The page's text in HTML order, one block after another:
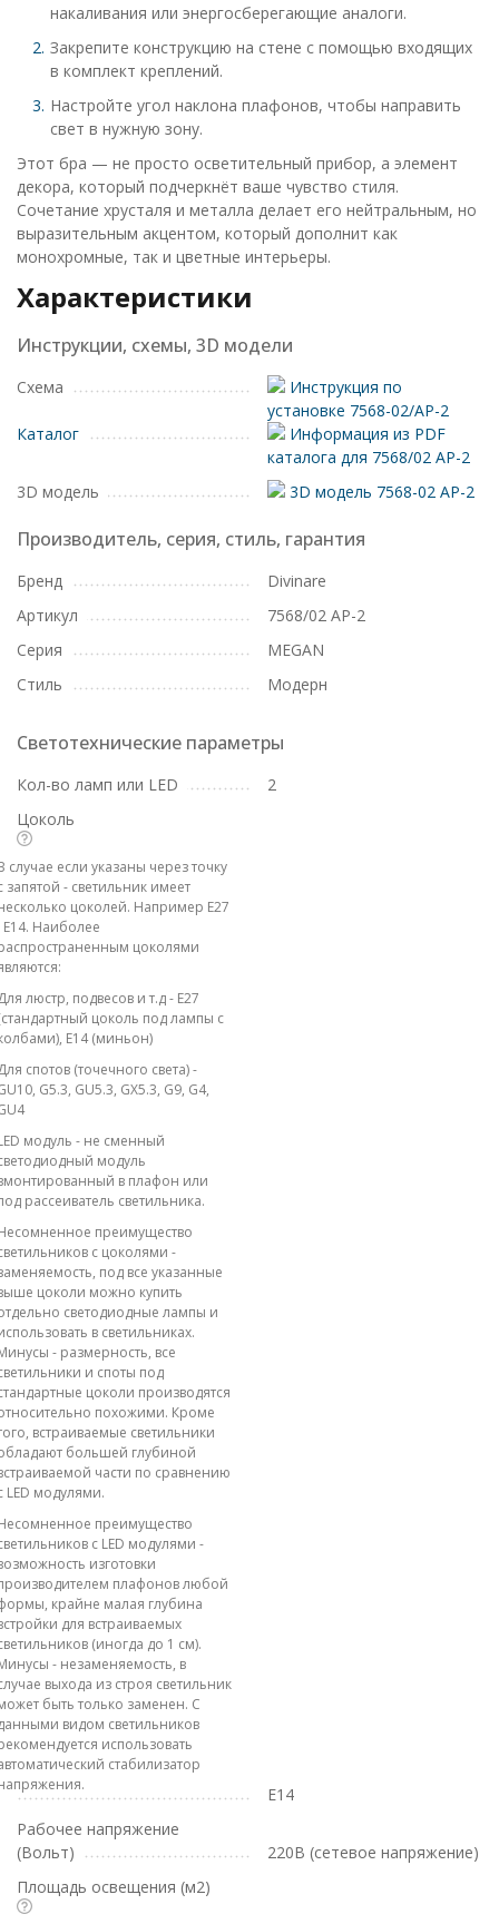
накаливания или энергосберегающие аналоги.
Закрепите конструкцию на стене с помощью входящих
в комплект креплений.
Настройте угол наклона плафонов, чтобы направить
свет в нужную зону.
Этот бра — не просто осветительный прибор, а элемент
декора, который подчеркнёт ваше чувство стиля.
Сочетание хрусталя и металла делает его нейтральным, но
выразительным акцентом, который дополнит как
монохромные, так и цветные интерьеры.
Характеристики
Инструкции, схемы, 3D модели
Схема
Инструкция по
установке 7568-02/AP-2
Каталог
Информация из PDF
каталога для 7568/02 AP-2
3D модель
3D модель 7568-02 AP-2
Производитель, серия, стиль, гарантия
Бренд
Divinare
Артикул
7568/02 AP-2
Серия
MEGAN
Стиль
Модерн
Светотехнические параметры
Кол-во ламп или LED
2
Цоколь
случае если указаны через точку
запятой - светильник имеет
цоколей. Например E27
E14. Наиболее
цоколями
люстр, подвесов и т.д - E27
цоколь под лампы с
E14 (миньон)
спотов (точечного света) -
G5.3, GU5.3, GX5.3, G9, G4,
модуль - не сменный
модуль
в плафон или
рассеиватель светильника.
преимущество
с цоколями -
под все указанные
цоколи можно купить
светодиодные лампы и
в светильниках.
- размерность, все
и споты под
цоколи производятся
похожими. Кроме
встраиваемые светильники
большей глубиной
части по сравнению
LED модулями.
преимущество
с LED модулями -
изготовки
плафонов любой
крайне малая глубина
для встраиваемых
(иногда до 1 см).
- незаменяемость, в
выхода из строя светильник
быть только заменен. С
видом светильников
использовать
стабилизатор
E14
Рабочее напряжение
(Вольт)
220В (сетевое напряжение)
Площадь освещения (м2)